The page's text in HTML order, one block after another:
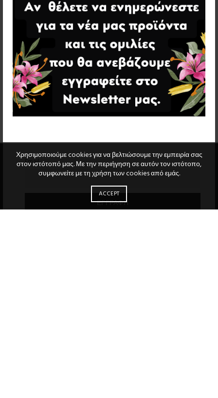
Email
Χρησιμοποιούμε cookies για να βελτιώσουμε την εμπειρία σας
στον ιστότοπό μας. Με την περιήγηση σε αυτόν τον ιστότοπο,
συμφωνείτε με τη χρήση των cookies από εμάς.
ACCEPT